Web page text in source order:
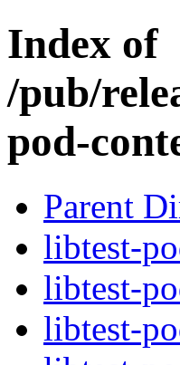
Index of
/pub/
pod-
Parent
libtest-
libtest-
libtest-